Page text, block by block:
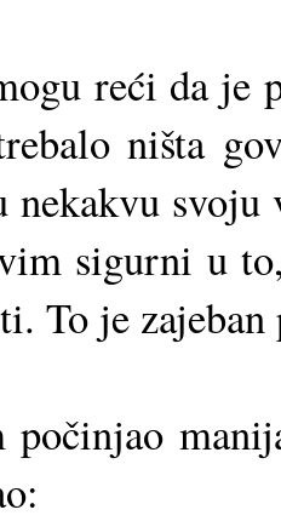
reći da je
ništa
sigurni u
To je zajeban
počinjao